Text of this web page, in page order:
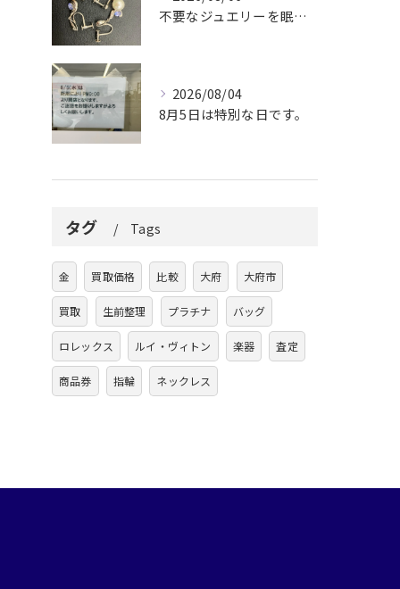
不要なジュエリーを眠らせていませんか？
2026/08/04
8月5日は特別な日です。
タグ Tags
金 買取価格 比較 大府 大府市
買取 生前整理 プラチナ バッグ
ロレックス ルイ・ヴィトン 楽器 査定
商品券 指輪 ネックレス